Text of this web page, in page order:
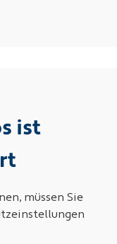
ist
müssen Sie